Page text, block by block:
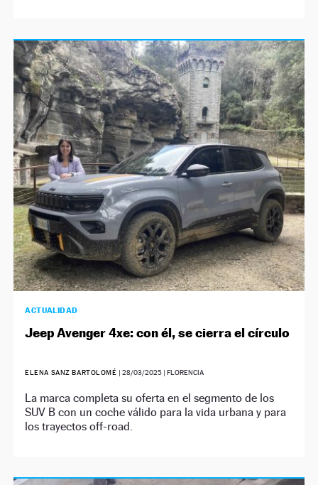
ACTUALIDAD
Jeep Avenger 4xe: con él, se cierra el círculo
ELENA SANZ BARTOLOMÉ | 28/03/2025| FLORENCIA
La marca completa su oferta en el segmento de los
SUV B con un coche válido para la vida urbana y para
los trayectos off-road.